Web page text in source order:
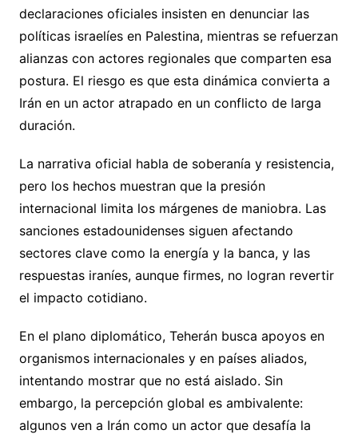
declaraciones oficiales insisten en denunciar las
políticas israelíes en Palestina, mientras se refuerzan
alianzas con actores regionales que comparten esa
postura. El riesgo es que esta dinámica convierta a
Irán en un actor atrapado en un conflicto de larga
duración.
La narrativa oficial habla de soberanía y resistencia,
pero los hechos muestran que la presión
internacional limita los márgenes de maniobra. Las
sanciones estadounidenses siguen afectando
sectores clave como la energía y la banca, y las
respuestas iraníes, aunque firmes, no logran revertir
el impacto cotidiano.
En el plano diplomático, Teherán busca apoyos en
organismos internacionales y en países aliados,
intentando mostrar que no está aislado. Sin
embargo, la percepción global es ambivalente:
algunos ven a Irán como un actor que desafía la